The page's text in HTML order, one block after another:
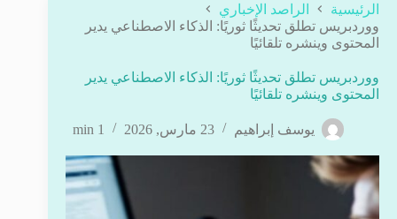
الرئيسية
الراصد الإخباري
ووردبريس تطلق تحديثًا ثوريًا: الذكاء الاصطناعي يدير
المحتوى وينشره تلقائيًا
ووردبريس تطلق تحديثًا ثوريًا: الذكاء الاصطناعي يدير
المحتوى وينشره تلقائيًا
يوسف إبراهيم 23 مارس, 2026 1 min